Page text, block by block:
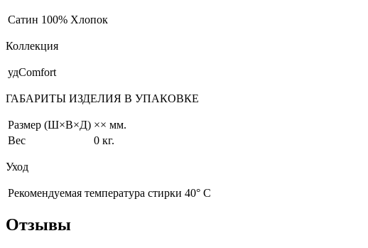
Сатин 100% Хлопок
Коллекция
удComfort
ГАБАРИТЫ ИЗДЕЛИЯ В УПАКОВКЕ
Размер (Ш×В×Д) ×× мм.
Вес
0 кг.
Уход
Рекомендуемая температура стирки 40° С
Отзывы